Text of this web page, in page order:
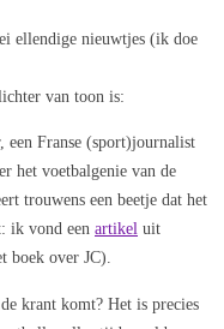
ellendige nieuwtjes (ik doe
van toon is:
een Franse (sport)journalist
het voetbalgenie van de
trouwens een beetje dat het
ik vond een artikel uit
boek over JC).
krant komt? Het is precies